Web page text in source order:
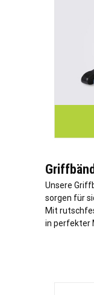
Unsere
sorgen für
Mit
in perfekter